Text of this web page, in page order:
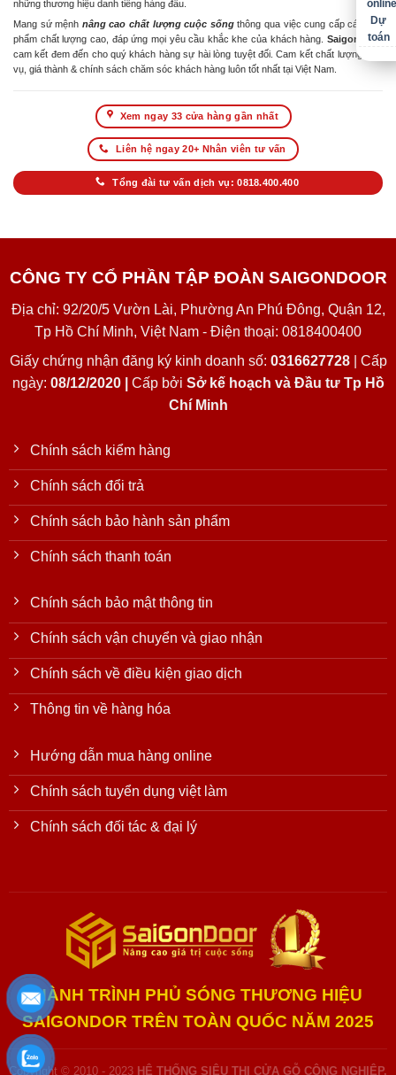
những thương hiệu danh tiếng hàng đầu.
Mang sứ mệnh nâng cao chất lượng cuộc sốngthông qua việc cung cấp các sản
phẩm chất lượng cao, đáp ứng mọi yêu cầu khắc khe của khách hàng. SaigonDoor
cam kết đem đến cho quý khách hàng sự hài lòng tuyệt đối. Cam kết chất lượng dịch
vụ, giá thành & chính sách chăm sóc khách hàng luôn tốt nhất tại Việt Nam.
Xem ngay 33 cửa hàng gần nhất
Liên hệ ngay 20+ Nhân viên tư vấn
Tổng đài tư vấn dịch vụ: 0818.400.400
CÔNG TY CỔ PHẦN TẬP ĐOÀN SAIGONDOOR
Địa chỉ: 92/20/5 Vườn Lài, Phường An Phú Đông, Quận 12,
Tp Hồ Chí Minh, Việt Nam - Điện thoại: 0818400400
Giấy chứng nhận đăng ký kinh doanh số: 0316627728| Cấp
ngày: 08/12/2020 | Cấp bởi Sở kế hoạch và Đầu tư Tp Hồ
Chí Minh
Chính sách kiểm hàng
Chính sách đổi trả
Chính sách bảo hành sản phẩm
Chính sách thanh toán
Chính sách bảo mật thông tin
Chính sách vận chuyển và giao nhận
Chính sách về điều kiện giao dịch
Thông tin về hàng hóa
Hướng dẫn mua hàng online
Chính sách tuyển dụng việt làm
Chính sách đối tác & đại lý
HÀNH TRÌNH PHỦ SÓNG THƯƠNG HIỆU
SAIGONDOR TRÊN TOÀN QUỐC NĂM 2025
Copyright © 2010 - 2023 HỆ THỐNG SIÊU THỊ CỬA GỖ CÔNG NGHIỆP,
Dự
toán